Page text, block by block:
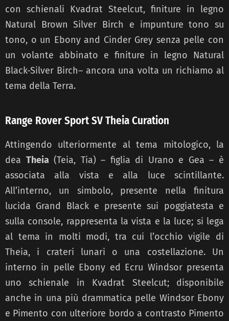
con schienali Kvadrat Steelcut, finiture in legno
Natural Brown Silver Birch e impunture tono su
tono, o un Ebony and Cinder Grey senza pelle con
un volante abbinato e finiture in legno Natural
Black-Silver Birch– ancora una volta un richiamo al
tema della Terra.
Range Rover Sport SV Theia Curation
Attingendo ulteriormente al tema mitologico, la
dea Theia(Teia, Tia) – figlia di Urano e Gea – è
associata alla vista e alla luce scintillante.
All’interno, un simbolo, presente nella finitura
lucida Grand Black e presente sui poggiatesta e
sulla console, rappresenta la vista e la luce; si lega
al tema in molti modi, tra cui l’occhio vigile di
Theia, i crateri lunari o una costellazione. Un
interno in pelle Ebony ed Ecru Windsor presenta
uno schienale in Kvadrat Steelcut; disponibile
anche in una più drammatica pelle Windsor Ebony
e Pimento con ulteriore bordo a contrasto Pimento